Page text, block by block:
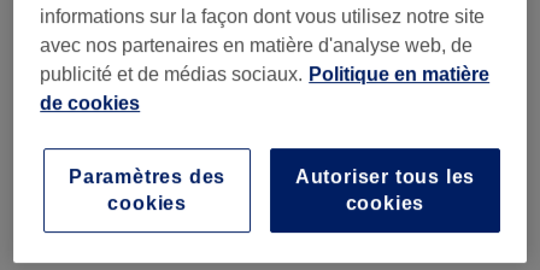
Recherchez dans notre liste de prestations
Barbier (5 )
à partir de 19,20 €
Femme - Pixie Cut (1)
informations sur la façon dont vous utilisez notre site
avec nos partenaires en matière d'analyse web, de
publicité et de médias sociaux. Politique en matière
de cookies
Autoriser tous les
cookies
Paramètres des
cookies